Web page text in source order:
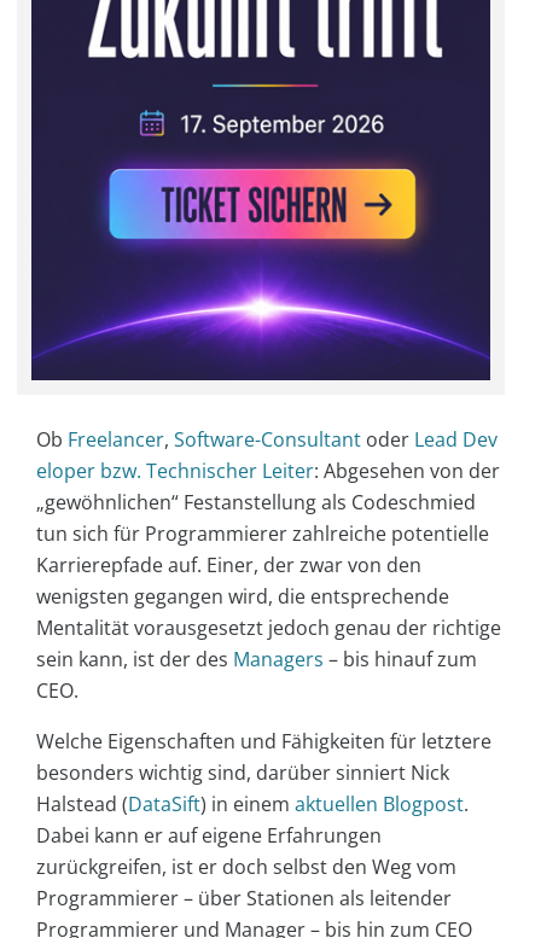
Ob Freelancer, Software-Consultant oder Lead Dev
eloper bzw. Technischer Leiter: Abgesehen von der
„gewöhnlichen“ Festanstellung als Codeschmied
tun sich für Programmierer zahlreiche potentielle
Karrierepfade auf. Einer, der zwar von den
wenigsten gegangen wird, die entsprechende
Mentalität vorausgesetzt jedoch genau der richtige
sein kann, ist der des Managers – bis hinauf zum
CEO.
Welche Eigenschaften und Fähigkeiten für letztere
besonders wichtig sind, darüber sinniert Nick
Halstead (DataSift) in einem aktuellen Blogpost.
Dabei kann er auf eigene Erfahrungen
zurückgreifen, ist er doch selbst den Weg vom
Programmierer – über Stationen als leitender
Programmierer und Manager – bis hin zum CEO